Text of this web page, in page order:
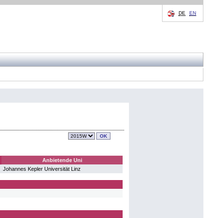
DE EN
Anbietende Uni
Johannes Kepler Universität Linz